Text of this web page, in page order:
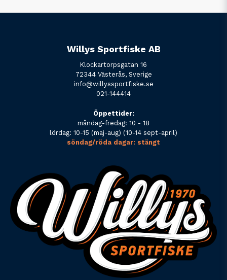
Willys Sportfiske AB
Klockartorpsgatan 16
72344 Västerås, Sverige
info@willyssportfiske.se
021-144414
Öppettider:
måndag-fredag: 10 - 18
lördag: 10-15 (maj-aug) (10-14 sept-april)
söndag/röda dagar: stängt